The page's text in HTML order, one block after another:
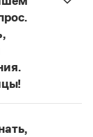
о своих